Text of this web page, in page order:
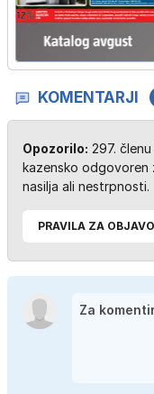
KOMENTARJI
Opozorilo: 297.
kazensko odgovoren
nasilja ali nestrpnosti.
PRAVILA ZA